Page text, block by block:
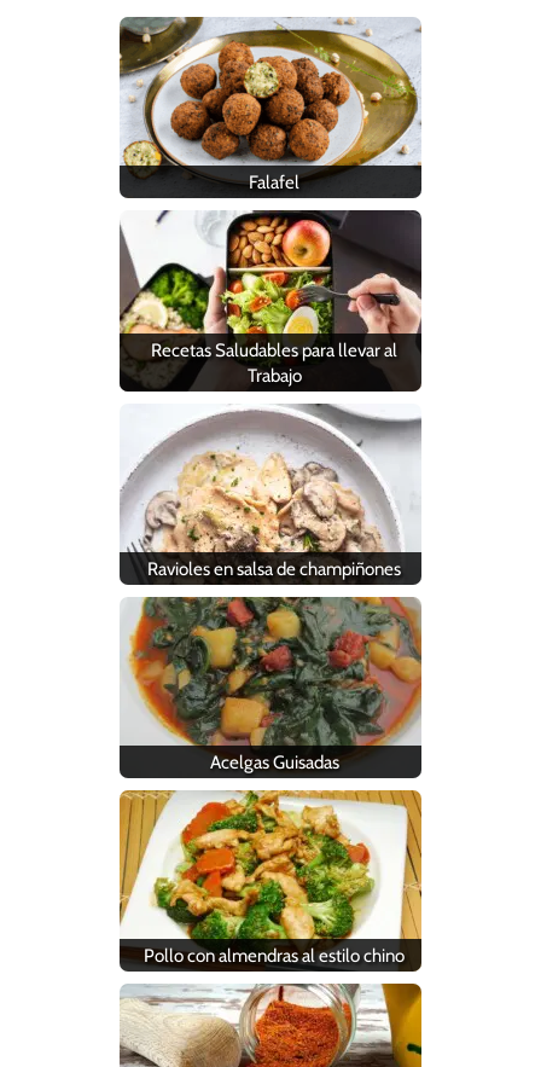
Falafel
Recetas Saludables para llevar al
Trabajo
Ravioles en salsa de champiñones
Acelgas Guisadas
Pollo con almendras al estilo chino